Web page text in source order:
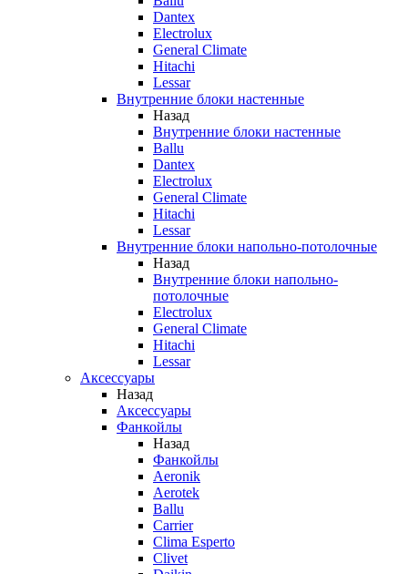
Dantex
Electrolux
General Climate
Hitachi
Lessar
Внутренние блоки настенные
Назад
Внутренние блоки настенные
Ballu
Dantex
Electrolux
General Climate
Hitachi
Lessar
Внутренние блоки напольно-потолочные
Назад
Внутренние блоки напольно-
потолочные
Electrolux
General Climate
Hitachi
Lessar
Аксессуары
Назад
Аксессуары
Фанкойлы
Назад
Фанкойлы
Aeronik
Aerotek
Ballu
Carrier
Clima Esperto
Clivet